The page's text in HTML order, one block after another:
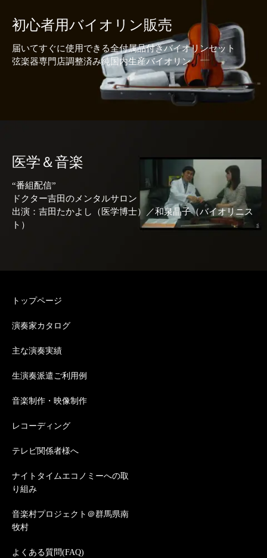
初心者用バイオリン販売
届いてすぐに使用できる全付属品付きバイオリンセット
弦楽器専門店調整済み純国内生産バイオリン
医学＆音楽
“番組配信”
ドクター吉田のメンタルサロン
出演：吉田たかよし（医学博士）／和泉晶子（バイオリニス
ト）
トップページ
演奏家カタログ
主な演奏実績
生演奏派遣ご利用例
音楽制作・映像制作
レコーディング
テレビ関係者様へ
ナイトタイムエコノミーへの取
り組み
音楽村プロジェクト＠群馬県南
牧村
よくある質問(FAQ)